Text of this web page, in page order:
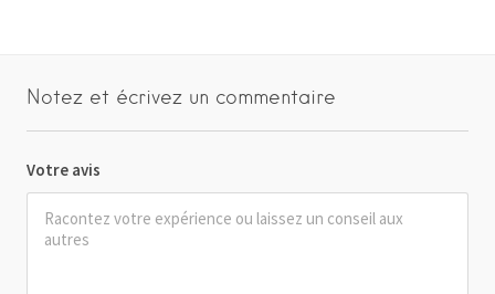
Notez et écrivez un commentaire
Votre avis